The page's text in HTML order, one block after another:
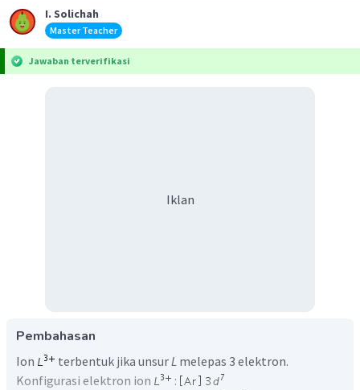
I. Solichah
Master Teacher
Jawaban terverifikasi
Iklan
Pembahasan
Ion terbentuk jika unsur L melepas 3 elektron.
Konfigurasi elektron ion
: